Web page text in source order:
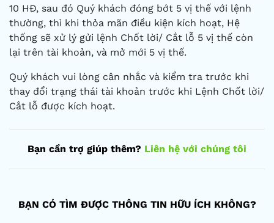
10 HĐ, sau đó Quý khách đóng bớt 5 vị thế với lệnh
thường, thì khi thỏa mãn điều kiện kích hoạt, Hệ
thống sẽ xử lý gửi lệnh Chốt lời/ Cắt lỗ 5 vị thế còn
lại trên tài khoản, và mở mới 5 vị thế.
Quý khách vui lòng cân nhắc và kiểm tra trước khi
thay đổi trạng thái tài khoản trước khi Lệnh Chốt lời/
Cắt lỗ được kích hoạt.
Bạn cần trợ giúp thêm? Liên hệ với chúng tôi
BẠN CÓ TÌM ĐƯỢC THÔNG TIN HỮU ÍCH KHÔNG?